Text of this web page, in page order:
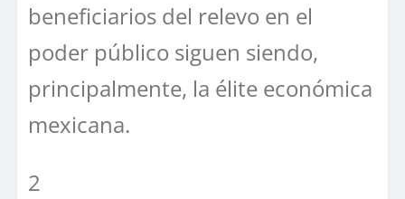
beneficiarios del relevo en el
poder público siguen siendo,
principalmente, la élite económica
mexicana.
2